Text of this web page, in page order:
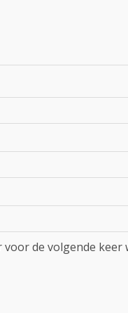
de volgende keer